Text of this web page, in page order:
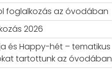
foglalkozás az óvodában
2026
és Happy-hét – tematikus
tartottunk az óvodában